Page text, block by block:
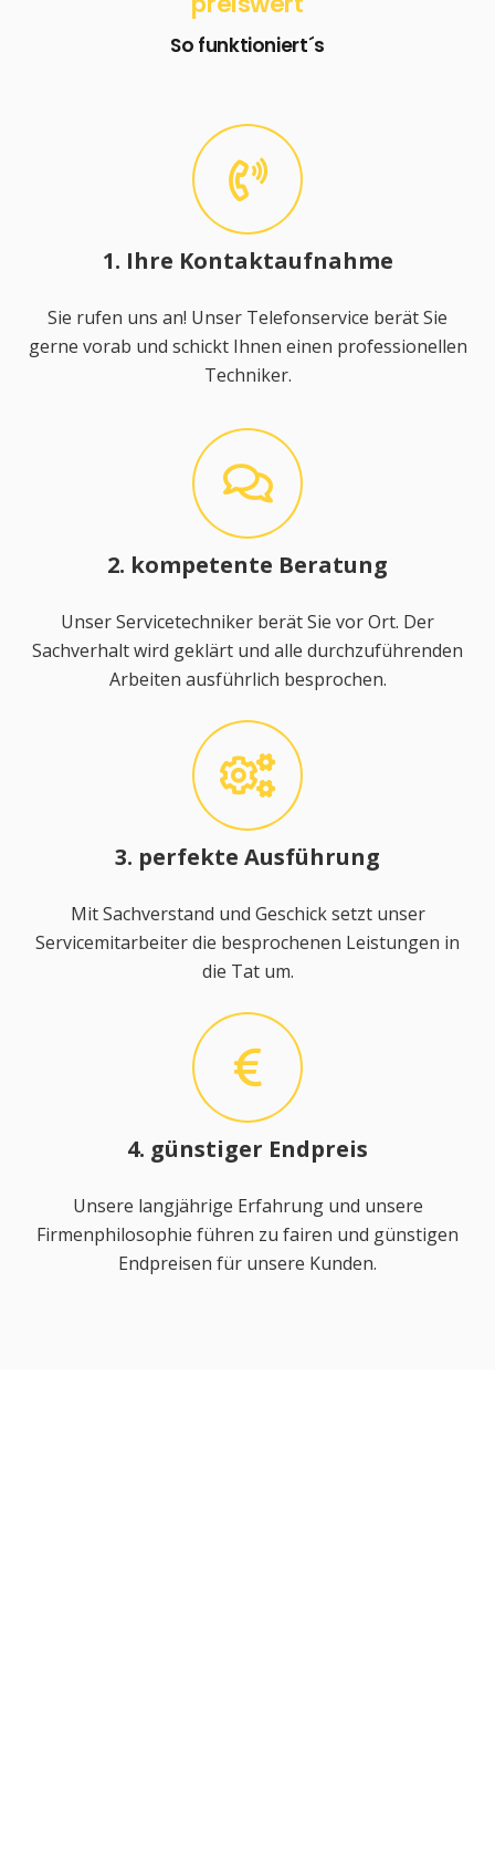
So funktioniert´s
1. Ihre Kontaktaufnahme
Sie rufen uns an! Unser Telefonservice berät Sie
gerne vorab und schickt Ihnen einen professionellen
Techniker.
2. kompetente Beratung
Unser Servicetechniker berät Sie vor Ort. Der
Sachverhalt wird geklärt und alle durchzuführenden
Arbeiten ausführlich besprochen.
3. perfekte Ausführung
Mit Sachverstand und Geschick setzt unser
Servicemitarbeiter die besprochenen Leistungen in
die Tat um.
4. günstiger Endpreis
Unsere langjährige Erfahrung und unsere
Firmenphilosophie führen zu fairen und günstigen
Endpreisen für unsere Kunden.